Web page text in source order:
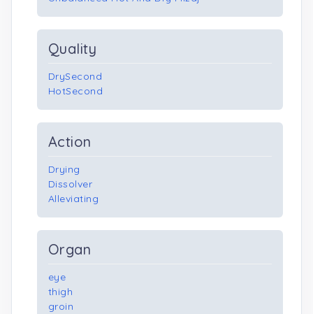
Quality
DrySecond
HotSecond
Action
Drying
Dissolver
Alleviating
Organ
eye
thigh
groin